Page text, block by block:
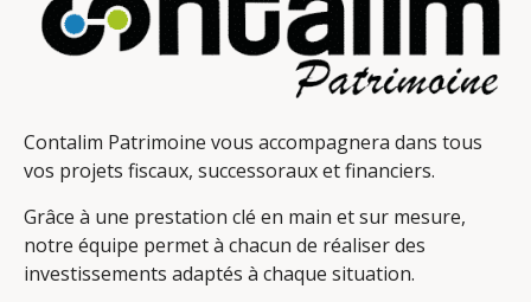
Contalim Patrimoine vous accompagnera dans tous
vos projets fiscaux, successoraux et financiers.
Grâce à une prestation clé en main et sur mesure,
notre équipe permet à chacun de réaliser des
investissements adaptés à chaque situation.